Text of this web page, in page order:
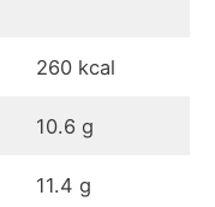
260 kcal
10.6 g
11.4 g